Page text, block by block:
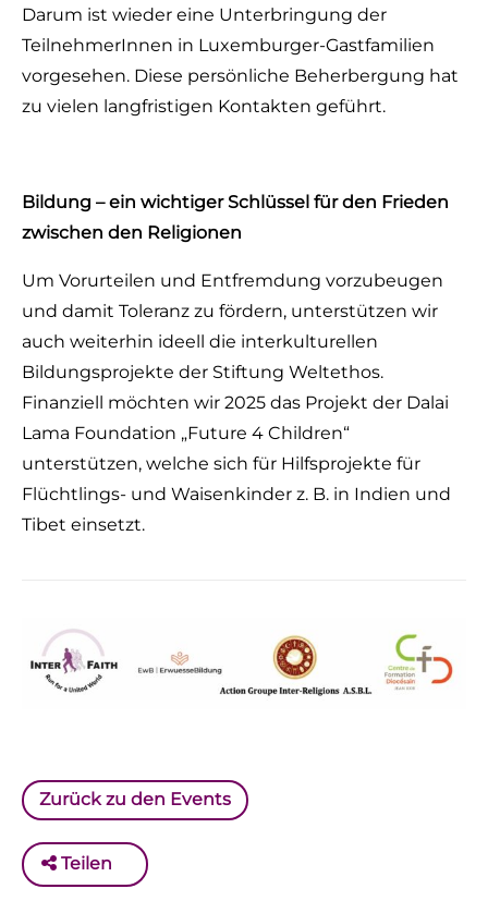
Darum ist wieder eine Unterbringung der
TeilnehmerInnen in Luxemburger-Gastfamilien
vorgesehen. Diese persönliche Beherbergung hat
zu vielen langfristigen Kontakten geführt.
Bildung – ein wichtiger Schlüssel für den Frieden
zwischen den Religionen
Um Vorurteilen und Entfremdung vorzubeugen
und damit Toleranz zu fördern, unterstützen wir
auch weiterhin ideell die interkulturellen
Bildungsprojekte der Stiftung Weltethos.
Finanziell möchten wir 2025 das Projekt der Dalai
Lama Foundation „Future 4 Children“
unterstützen, welche sich für Hilfsprojekte für
Flüchtlings- und Waisenkinder z. B. in Indien und
Tibet einsetzt.
Zurück zu den Events
Teilen